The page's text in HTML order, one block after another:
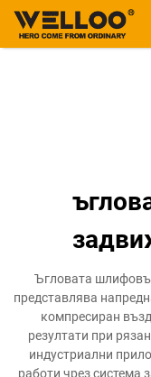
Ъгловата
представлява
компресиран
резултати при
индустриални
работи чрез система